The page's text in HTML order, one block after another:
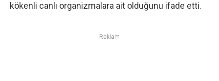
kökenli canlı organizmalara ait olduğunu ifade etti.
Reklam